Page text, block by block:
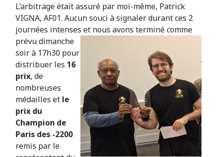
L’arbitrage était assuré par moi-même, Patrick
VIGNA, AF01. Aucun souci à signaler durant ces 2
journées intenses et nous avons terminé comme
prévu dimanche
soir à 17h30 pour
distribuer les 16
prix, de
nombreuses
médailles et le
prix du
Champion de
Paris des -2200
remis par le